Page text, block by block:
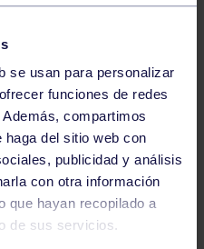
se usan para personalizar
funciones de redes
compartimos
del sitio web con
publicidad y análisis
con otra información
que hayan recopilado a
de sus servicios.